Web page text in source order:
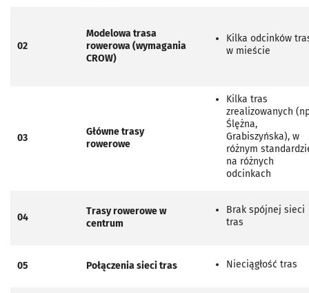
02
Modelowa trasa
rowerowa (wymagania
CROW)
Kilka odcinków
w mieście
03
Główne trasy
rowerowe
Kilka tras
zrealizowanych
Ślężna,
Grabiszyńska), w
różnym
na różnych
odcinkach
04
Trasy rowerowe w
centrum
Brak spójnej sieci
tras
05 Połączenia sieci tras Nieciągłość tras